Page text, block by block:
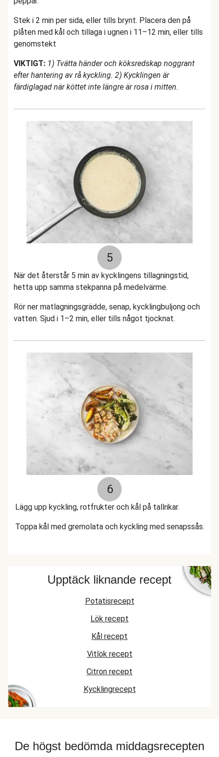
Stek i 2 min per sida, eller tills brynt. Placera den på
plåten med kål och tillaga i ugnen i 11–12 min, eller tills
genomstekt
VIKTIGT: 1) Tvätta händer och köksredskap noggrant
efter hantering av rå kyckling. 2) Kycklingen är
färdiglagad när köttet inte längre är rosa i mitten.
5
När det återstår 5 min av kycklingens tillagningstid,
hetta upp samma stekpanna på medelvärme.
Rör ner matlagningsgrädde, senap, kycklingbuljong och
vatten. Sjud i 1–2 min, eller tills något tjocknat.
6
Lägg upp kyckling, rotfrukter och kål på tallrikar.
Toppa kål med gremolata och kyckling med senapssås.
Upptäck liknande recept
Potatisrecept
Lök recept
Kål recept
Vitlök recept
Citron recept
Kycklingrecept
De högst bedömda middagsrecepten